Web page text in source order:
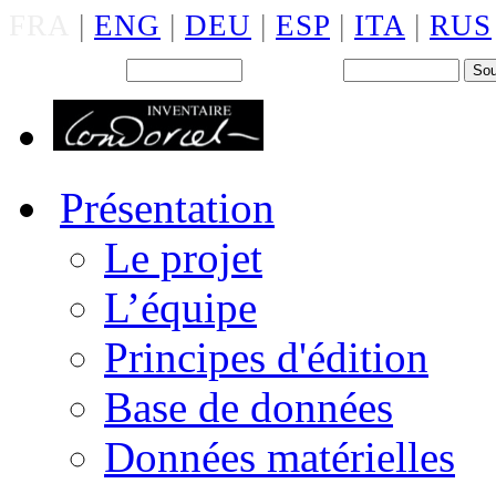
| ENG | DEU | ESP | ITA | RUS
Présentation
Le projet
L’équipe
Principes d'édition
Base de données
Données matérielles